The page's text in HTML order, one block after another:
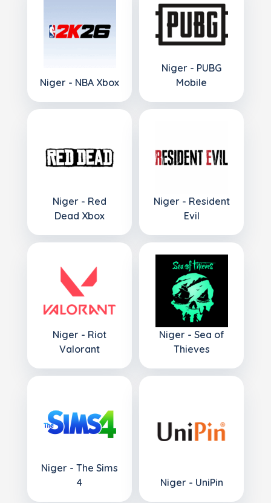
Niger - NBA Xbox
Niger - PUBG
Mobile
Niger - Red
Dead Xbox
Niger - Resident
Evil
Niger - Riot
Valorant
Niger - Sea of
Thieves
Niger - The Sims
4
Niger - UniPin